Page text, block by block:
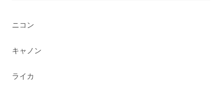
ニコン
キャノン
ライカ